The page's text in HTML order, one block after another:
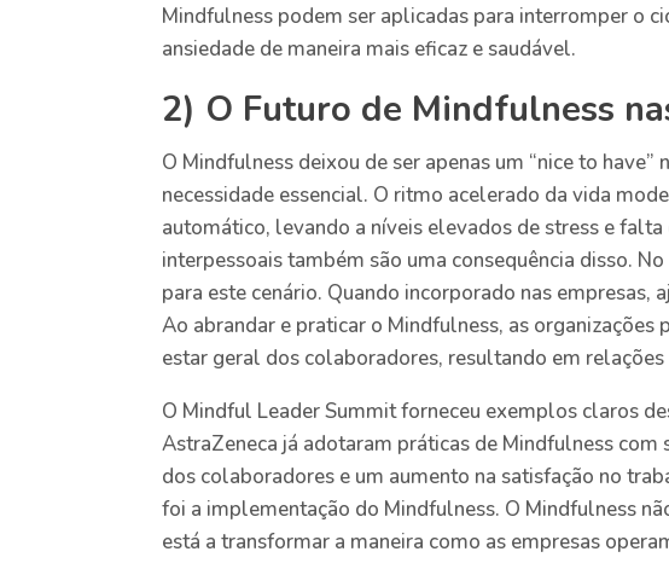
Mindfulness podem ser aplicadas para interromper o
ansiedade de maneira mais eficaz e saudável.
2) O Futuro de Mindfulness
O Mindfulness deixou de ser apenas um “nice to
necessidade essencial. O ritmo acelerado da vida
automático, levando a níveis elevados de stress e
interpessoais também são uma consequência disso.
para este cenário. Quando incorporado nas
Ao abrandar e praticar o Mindfulness, as
estar geral dos colaboradores, resultando em relações
O Mindful Leader Summit forneceu exemplos claros
AstraZeneca já adotaram práticas de Mindfulness
dos colaboradores e um aumento na satisfação no
foi a implementação do Mindfulness. O Mindfulness
está a transformar a maneira como as empresas